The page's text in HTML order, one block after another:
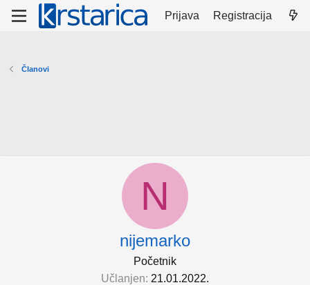
Prijava Registracija
Članovi
N
nijemarko
Početnik
Učlanjen 21.01.2022.